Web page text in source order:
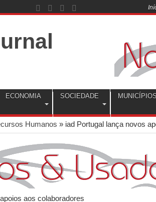
ECONOMIA SOCIEDADE MUNICÍPIOS
Humanos » iad Portugal lança novos